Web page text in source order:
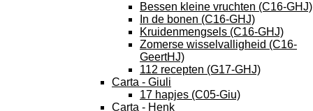
Bessen kleine vruchten (C16-GHJ)
In de bonen (C16-GHJ)
Kruidenmengsels (C16-GHJ)
Zomerse wisselvalligheid (C16-
GeertHJ)
112 recepten (G17-GHJ)
Carta - Giuli
17 hapjes (C05-Giu)
Carta - Henk